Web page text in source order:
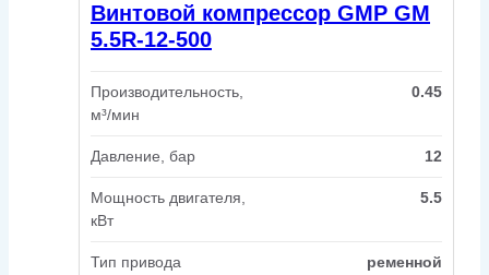
Винтовой компрессор GMP GM
5.5R-12-500
Производительность,
м³/мин
0.45
Давление, бар 12
Мощность двигателя,
кВт
5.5
Тип привода ременной